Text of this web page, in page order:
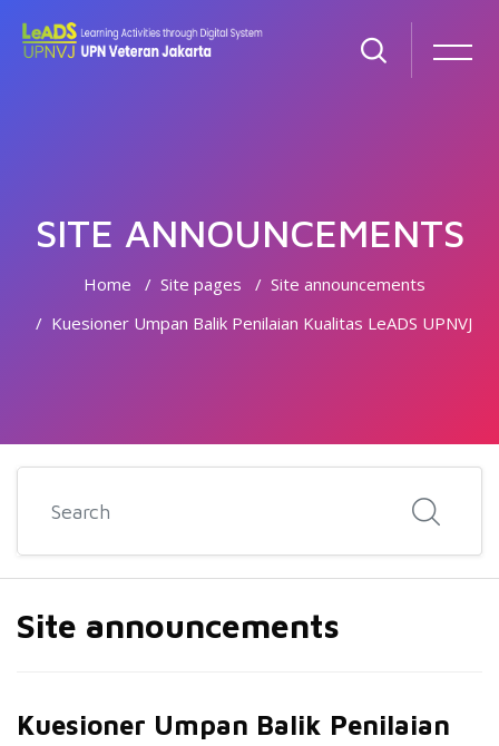
SITE ANNOUNCEMENTS
Home Site pages
Site announcements
Kuesioner Umpan Balik Penilaian Kualitas LeADS UPNVJ
Site announcements
Kuesioner Umpan Balik Penilaian